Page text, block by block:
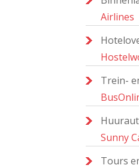
Airlines
Trein-
Sunny
Tours